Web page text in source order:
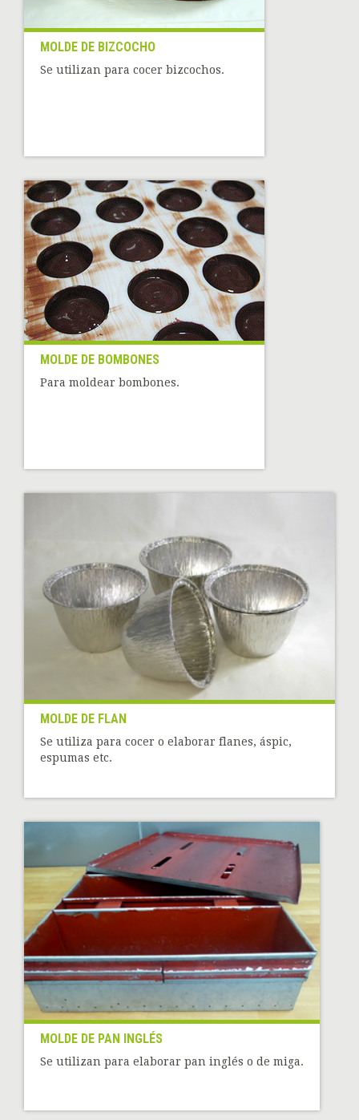
MOLDE DE BIZCOCHO
Se utilizan para cocer bizcochos.
MOLDE DE BOMBONES
Para moldear bombones.
MOLDE DE FLAN
Se utiliza para cocer o elaborar flanes, áspic,
espumas etc.
MOLDE DE PAN INGLÉS
Se utilizan para elaborar pan inglés o de miga.